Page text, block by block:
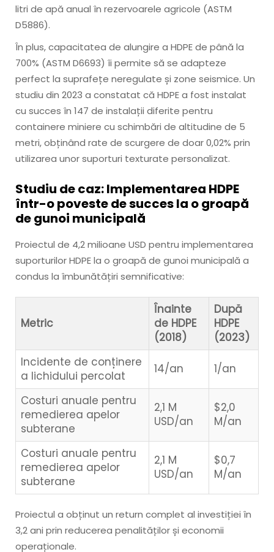
litri de apă anual în rezervoarele agricole (ASTM
D5886).
În plus, capacitatea de alungire a HDPE de până la
700% (ASTM D6693) îi permite să se adapteze
perfect la suprafețe neregulate și zone seismice. Un
studiu din 2023 a constatat că HDPE a fost instalat
cu succes în 147 de instalații diferite pentru
containere miniere cu schimbări de altitudine de 5
metri, obținând rate de scurgere de doar 0,02% prin
utilizarea unor suporturi texturate personalizat.
Studiu de caz: Implementarea HDPE
într-o poveste de succes la o groapă
de gunoi municipală
Proiectul de 4,2 milioane USD pentru implementarea
suporturilor HDPE la o groapă de gunoi municipală a
condus la îmbunătățiri semnificative:
Metric
Înainte
de HDPE
(2018)
După
HDPE
(2023)
Incidente de conținere
a lichidului percolat
14/an 1/an
Costuri anuale pentru
remedierea apelor
subterane
2,1 M
USD/an
$2,0
M/an
Costuri anuale pentru
remedierea apelor
subterane
2,1 M
USD/an
$0,7
M/an
Proiectul a obținut un return complet al investiției în
3,2 ani prin reducerea penalităților și economii
operaționale.